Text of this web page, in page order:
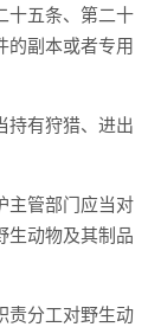
十五条、第二十
的副本或者专用
持有狩猎、进出
主管部门应当对
生动物及其制品
责分工对野生动